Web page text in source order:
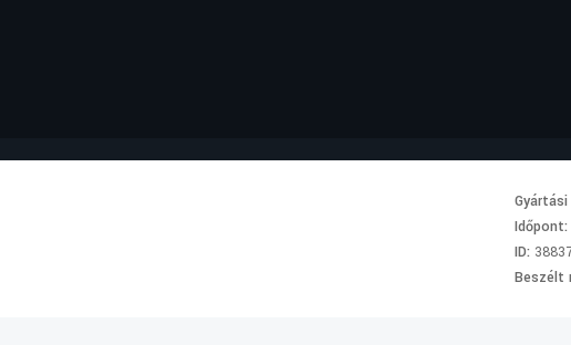
Gyártási
Időpont:
ID:
Beszélt